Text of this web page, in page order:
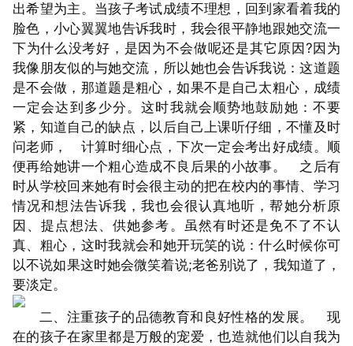
出希望为主。当孩子考试成绩不理想，回到家看着我的
脸色，小心翼翼地告诉我时，我会很平静地跟她交流一
下为什么没考好，是因为不会做呢还是其它原因?因为
我像朋友似的与她交流，所以她也会告诉我说：这道题
是不会做，那道题是粗心，如果不是自己太粗心，成绩
一定会达到多少分。这时我就会顺势地鼓励她：不要
紧，知道自己的缺点，以后自己上课听仔细，不懂及时
问老师， 计算时细心点，下次一定会考出好成绩。顺
便再给她讲一个粗心造成不良后果的小故事。 之后有
时从学校回来她有时会很主动的把在校内的事情、学习
情况和想法告诉我，我也会很认真地听，帮她分析原
因、提点想法、供她参考。虽然有时还是免不了不认
真、粗心，这时我就会和她开玩笑的说：什么时候你可
以不说如果这时她会微笑着说;老爸别说了，我知道了，
要淡定。
二、注重孩子的品德教育和良好性格的发展。 现
在的孩子在家里都是万般的宠爱，也造就他们以自我为